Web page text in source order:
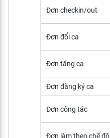
Đơn checkin/out
Đơn đổi ca
Đơn tăng ca
Đơn đăng ký ca
Đơn công tác
Đơn làm theo chế độ